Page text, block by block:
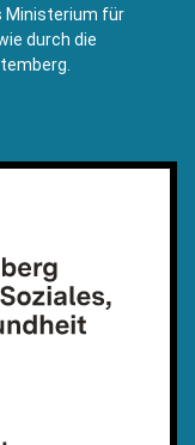
Ministerium für
durch die